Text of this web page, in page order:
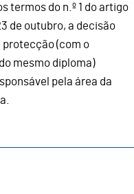
termos do n.º 1 do artigo
de outubro, a decisão
protecção (com o
mesmo diploma)
pela área da